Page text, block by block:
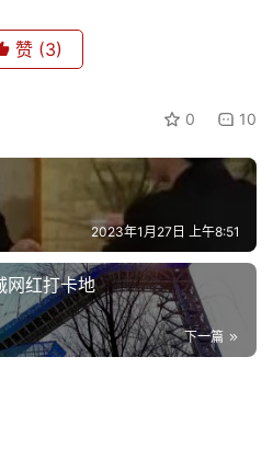
赞 (3)
0 10
2023年1月27日 上午8:51
红打卡地
下一篇